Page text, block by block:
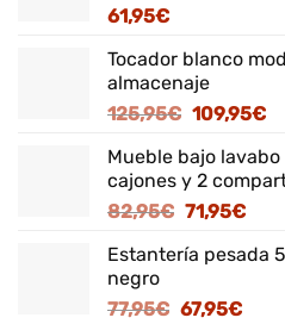
61,95€
Tocador blanco
almacenaje
125,95€ El
original
era:
125,95€.
109,95€El
Mueble bajo
cajones y 2
82,95€ El
original
82,95€.
71,95€El
Estantería pesada
negro
77,95€ El
67,95€El